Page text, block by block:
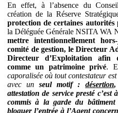
En effet, à l’absence du
création de la Réserve
protection de certaines
la Déléguée Générale NSITA WA
mettre intentionnellement
comité de gestion, le Directeur
Directeur d’Exploitation afin
comme un patrimoine privé.
caporalisée où tout contestateur
avec unseul motif : désertion,
attestation de service presté
commis à la garde du
bloquer l’entrée à l’Agent